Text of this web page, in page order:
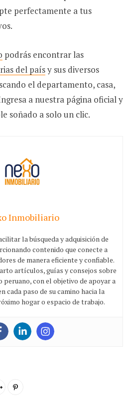
perfectamente a tus
podrás encontrar las
del paísy sus diversos
el departamento, casa,
a nuestra página oficial y
soñado a solo un clic.
Inmobiliario
la búsqueda y adquisición de
contenido que conecte a
de manera eficiente y confiable.
artículos, guías y consejos sobre
con el objetivo de apoyar a
cada paso de su camino hacia la
hogar o espacio de trabajo.